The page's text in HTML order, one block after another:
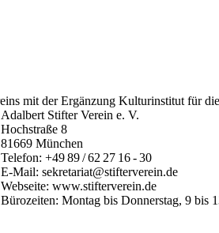
Adalbert Stifter Verein e. V.
Hochstraße 8
81669 München
Telefon:+49 89 / 62 27 16 - 30
E-Mail:sekretariat@stifterverein.de
Webseite:www.stifterverein.de
Bürozeiten: Montag bis Donnerstag, 9 bis